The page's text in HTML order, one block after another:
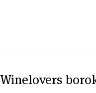
Winelovers